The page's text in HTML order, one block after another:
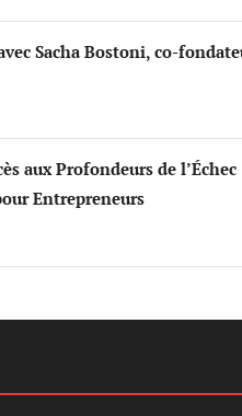
Sacha Bostoni, co-
aux Profondeurs de l’Échec
Entrepreneurs